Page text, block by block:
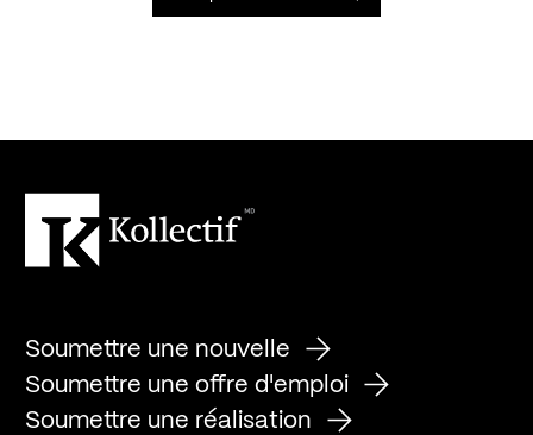
Soumettre une nouvelle
Soumettre une offre d'emploi
Soumettre une réalisation